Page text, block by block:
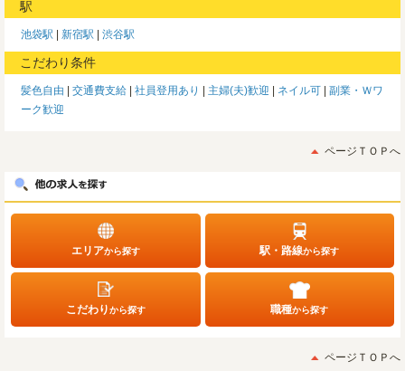
駅
池袋駅 新宿駅 渋谷駅
こだわり条件
髪色自由 交通費支給 社員登用あり 主婦(夫)歓迎 ネイル可
副業・Ｗワ
ーク歓迎
ページＴＯＰへ
エリアから探す 駅・路線から探す
こだわりから探す 職種から探す
ページＴＯＰへ